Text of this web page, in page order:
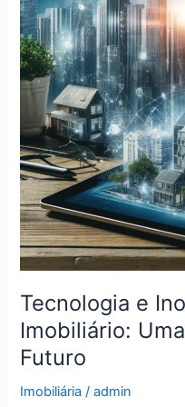
Tecnologia e
Imobiliário:
Futuro
Imobiliária /admin
Imobiliário:
Uma
Jornada
Rumo
Futuro